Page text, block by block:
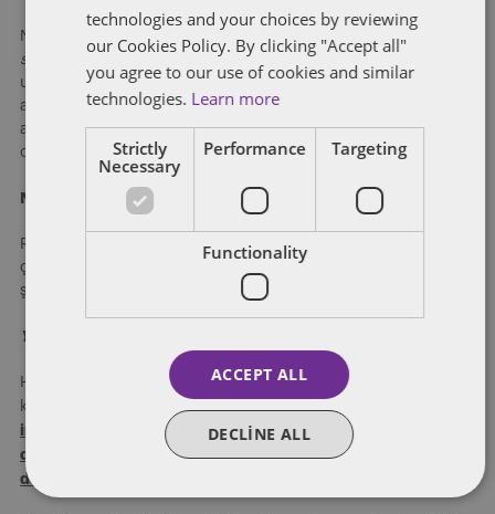
Nihai Raporda yer almayan bir başka noktaysa, ilk
hub-and-
spoke
kararında ileride açıklanacağı ifade edilen ve sektörün
uzun süredir beklediği, tedarikçiler ve perakendeciler
arasında rekabete hassas bilgilerin değişiminde dikkate
alınması gereken kurallara ilişkin bir değerlendirmenin
olmayışıdır.
Nihai Rapor Hangi Önerileri Getiriyor?
Rekabet Kurumu, Nihai Rapor’da sıraladığı yapısal sorunların
çözümüne yönelik birtakım öneriler de sunuyor. Bunları şu
şekilde sıralayabiliriz:
Yoğunlaşmaların kontrolü
HTM perakendeciliği sektörüne yönelik yoğunlaşmaların
kontrolü bakımından, Kurul, yoğunlaşmaları daha
incelemeye
tabi tutmayı veilgili coğrafi pazarın kimi
durumlarda mahalle veya semt düzeyine kadar
daralabileceğini
technologies and your choices by reviewing
our Cookies Policy. By clicking "Accept all"
you agree to our use of cookies and similar
technologies. Learn more
Strictly
Necessary
Performance Targeting
Functionality
ACCEPT ALL
DECLINE ALL